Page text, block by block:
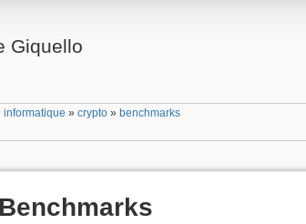
Giquello
informatique »crypto » benchmarks